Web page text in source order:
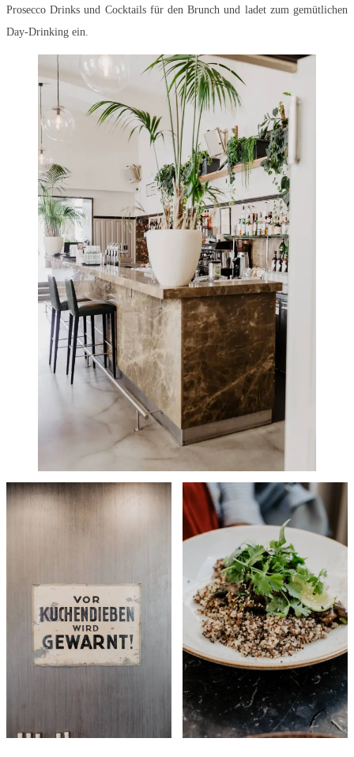
Prosecco Drinks und Cocktails für den Brunch und ladet zum gemütlichen
Day-Drinking ein.